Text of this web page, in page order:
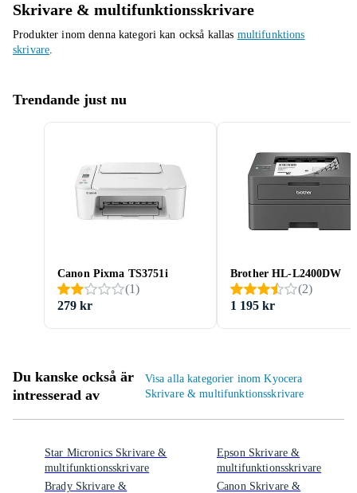
Skrivare & multifunktionsskrivare
Produkter inom denna kategori kan också kallas multifunktions
skrivare.
Trendande just nu
Canon Pixma TS3751i
(1)
279 kr
Brother HL-L2400DW
(2)
1 195 kr
Du kanske också är
intresserad av
Visa alla kategorier inom Kyocera
Skrivare & multifunktionsskrivare
Star Micronics Skrivare &
multifunktionsskrivare
Brady Skrivare &
Epson Skrivare &
multifunktionsskrivare
Canon Skrivare &